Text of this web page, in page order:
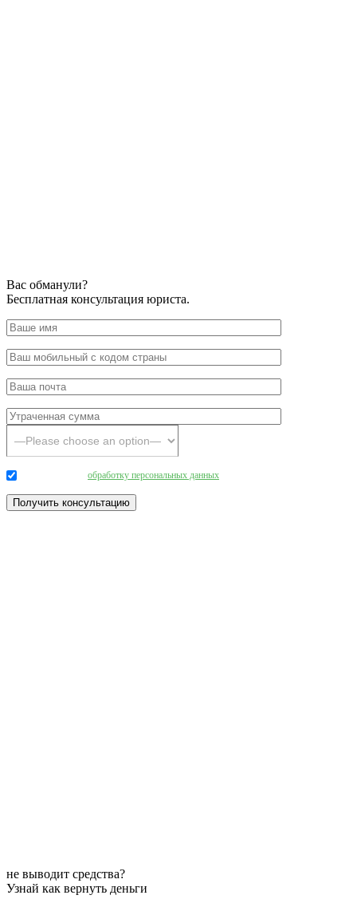
Вас обманули?
Бесплатная консультация юриста.
обработку персональных данных
не выводит средства?
Узнай как вернуть деньги